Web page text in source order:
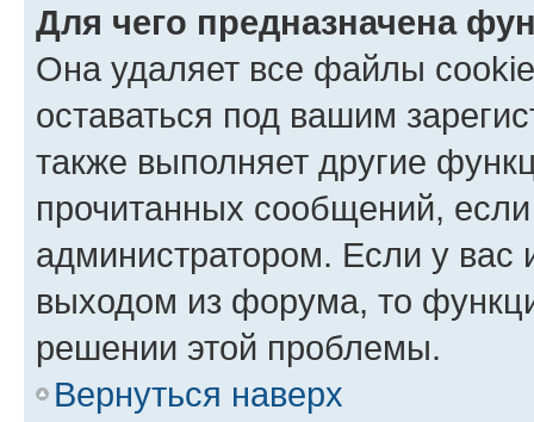
Для чего предназначена
Она удаляет все файлы
оставаться под вашим
также выполняет другие
прочитанных сообщений,
администратором. Если у
выходом из форума, то
решении этой проблемы.
Вернуться наверх